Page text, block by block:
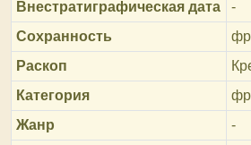
Внестратиграфическая дата
-
Сохранность
Раскоп
Категория
Жанр
-